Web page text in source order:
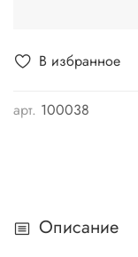
В избранное
арт. 100038
Описание